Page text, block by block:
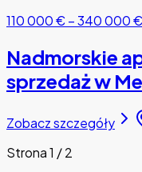
110 000 €–340 000 €
Nadmorskie
sprzedaż w
Zobacz szczegóły
Strona 1 / 2